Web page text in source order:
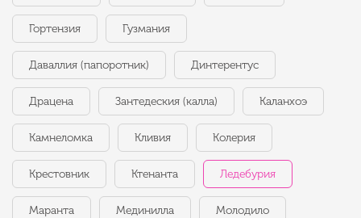
Гортензия Гузмания
Даваллия (папоротник) Динтерентус
Драцена Зантедеския (калла) Каланхоэ
Камнеломка Кливия Колерия
Крестовник Ктенанта Ледебурия
Маранта Мединилла Молодило